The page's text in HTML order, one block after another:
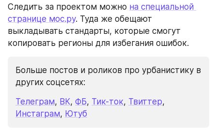
Следить за проектом можно на специальной
странице мос.ру. Туда же обещают
выкладывать стандарты, которые смогут
копировать регионы для избегания ошибок.
Больше постов и роликов про урбанистику в
других соцсетях:
Телеграм, ВК, ФБ, Тик-ток, Твиттер
Инстаграм, Ютуб